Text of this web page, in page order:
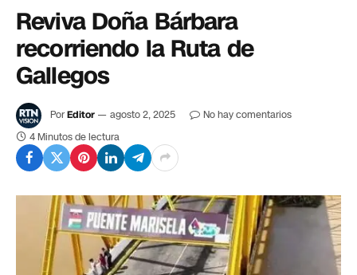
Reviva Doña Bárbara
recorriendo la Ruta de
Gallegos
PorEditor agosto 2, 2025
No hay comentarios
4 Minutos de lectura